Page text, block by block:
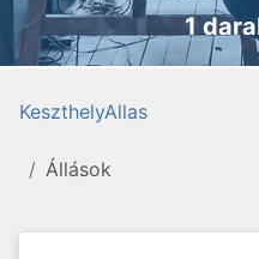
1
KeszthelyAllas
Állások